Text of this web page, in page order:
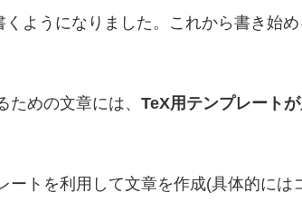
ようになりました。これから書き始
めの文章には、 TeX用テンプレート
ートを利用して文章を作成(具体的には